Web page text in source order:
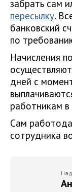
забрать сам
пересылку.
банковский
по
Начисления
дней с
работникам в
Сам
сотрудника